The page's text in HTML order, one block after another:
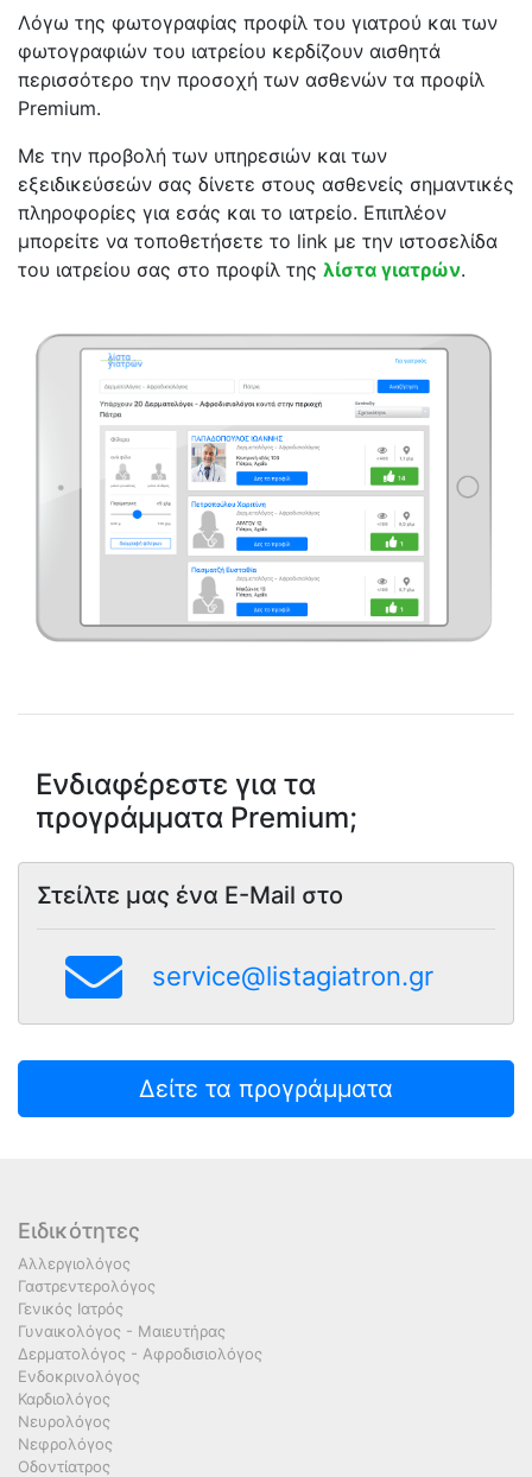
Λόγω της φωτογραφίας προφίλ του γιατρού και των
φωτογραφιών του ιατρείου κερδίζουν αισθητά
περισσότερο την προσοχή των ασθενών τα προφίλ
Premium.
Με την προβολή των υπηρεσιών και των
εξειδικεύσεών σας δίνετε στους ασθενείς σημαντικές
πληροφορίες για εσάς και το ιατρείο. Επιπλέον
μπορείτε να τοποθετήσετε το link με την ιστοσελίδα
του ιατρείου σας στο προφίλ της λίστα γιατρών.
Ενδιαφέρεστε για τα
προγράμματα Premium;
Στείλτε μας ένα E-Mail στο
service@listagiatron.gr
Δείτε τα προγράμματα
Ειδικότητες
Αλλεργιολόγος
Γαστρεντερολόγος
Γενικός Ιατρός
Γυναικολόγος - Μαιευτήρας
Δερματολόγος - Αφροδισιολόγος
Ενδοκρινολόγος
Καρδιολόγος
Νευρολόγος
Νεφρολόγος
Οδοντίατρος